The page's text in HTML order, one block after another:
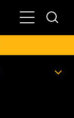
Pokaż/ukryj